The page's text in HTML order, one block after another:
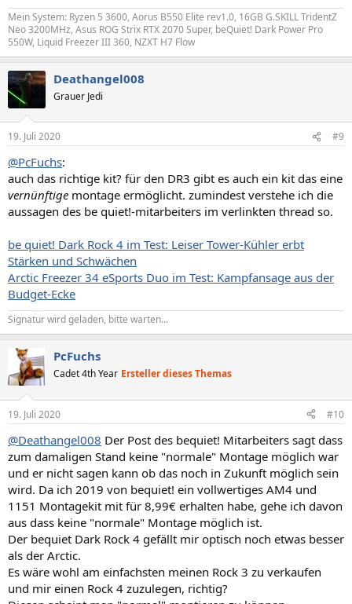
Mein System: Ryzen 5 3600, Aorus B550 Elite rev1.0, 16GB G.SKILL TridentZ
Neo 3200MHz, Asus ROG Strix RTX 2070 Super, beQuiet! Dark Power Pro
550W, Liquid Freezer III 360, NZXT H7 Flow
Deathangel008
Grauer Jedi
19. Juli 2020 #9
@PcFuchs:
auch das richtige kit? für den DR3 gibt es auch ein kit das eine
vernünftige montage ermöglicht. zumindest verstehe ich die
aussagen des be quiet!-mitarbeiters im verlinkten thread so.
be quiet! Dark Rock 4 im Test: Leiser Tower-Kühler erbt
Stärken und Schwächen
Arctic Freezer 34 eSports Duo im Test: Kampfansage aus der
Budget-Ecke
Signatur wird geladen, bitte warten...
PcFuchs
Cadet 4th Year Ersteller dieses Themas
19. Juli 2020 #10
@Deathangel008 Der Post des bequiet! Mitarbeiters sagt dass
zum damaligen Stand keine "normale" Montage möglich war
und er nicht sagen kann ob das noch in Zukunft möglich sein
wird. Da ich 2019 von bequiet! ein vollwertiges AM4 und
1151 Montagekit mit für 8,99€ erhalten habe, gehe ich davon
aus dass keine "normale" Montage möglich ist.
Der bequiet Dark Rock 4 gefällt mir optisch noch etwas besser
als der Arctic.
Es wäre wohl am einfachsten meinen Rock 3 zu verkaufen
und mir einen Rock 4 zuzulegen, richtig?